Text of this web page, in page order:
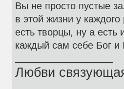
Вы не просто пустые
в этой жизни у каждого
есть творцы, ну а есть
каждый сам себе Бог и
Любви